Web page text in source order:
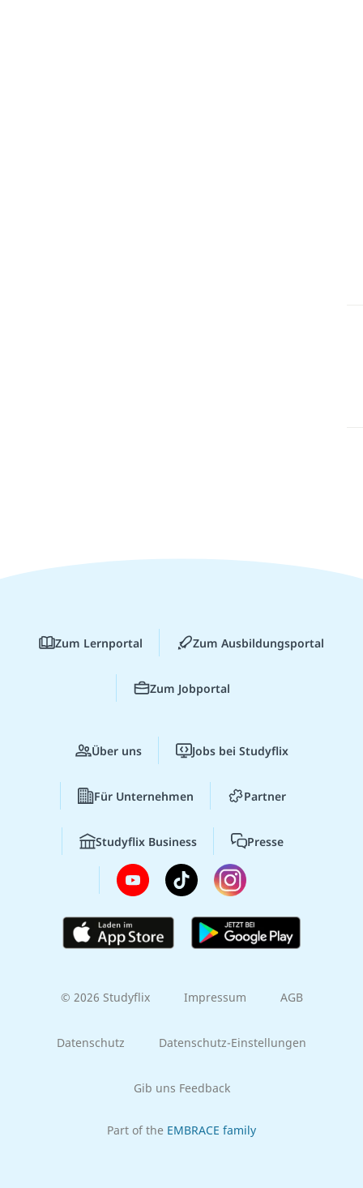
Zum Lernportal Zum Ausbildungsportal
Zum Jobportal
Über uns Jobs bei Studyflix
Für Unternehmen Partner
Studyflix Business Presse
© 2026 Studyflix Impressum AGB
Datenschutz Datenschutz-Einstellungen
Gib uns Feedback
Part of the EMBRACE family